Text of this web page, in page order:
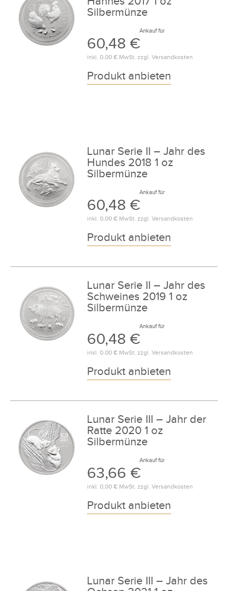
Silbermünze
Ankauf für
60,48 €
inkl. 0,00 €MwSt. zzgl. Versandkosten
Produkt anbieten
Lunar Serie II – Jahr des
Hundes 2018 1 oz
Silbermünze
Ankauf für
60,48 €
inkl. 0,00 €MwSt. zzgl. Versandkosten
Produkt anbieten
Lunar Serie II – Jahr des
Schweines 2019 1 oz
Silbermünze
Ankauf für
60,48 €
inkl. 0,00 €MwSt. zzgl. Versandkosten
Produkt anbieten
Lunar Serie III – Jahr der
Ratte 2020 1 oz
Silbermünze
Ankauf für
63,66 €
inkl. 0,00 €MwSt. zzgl. Versandkosten
Produkt anbieten
Lunar Serie III – Jahr des